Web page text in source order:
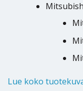
Lue koko